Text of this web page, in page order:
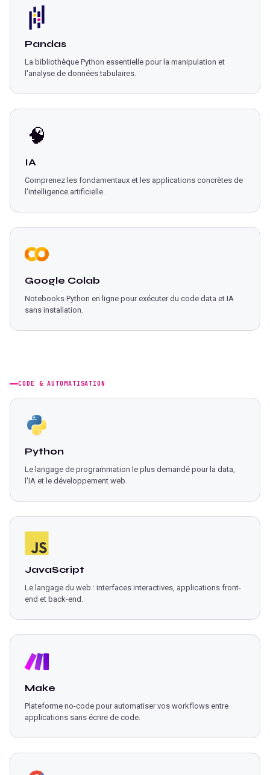
Pandas
La bibliothèque Python essentielle pour la manipulation et
l'analyse de données tabulaires.
🧠
IA
Comprenez les fondamentaux et les applications concrètes de
l'intelligence artificielle.
Google Colab
Notebooks Python en ligne pour exécuter du code data et IA
sans installation.
CODE & AUTOMATISATION
Python
Le langage de programmation le plus demandé pour la data,
l'IA et le développement web.
JavaScript
Le langage du web : interfaces interactives, applications front-
end et back-end.
Make
Plateforme no-code pour automatiser vos workflows entre
applications sans écrire de code.